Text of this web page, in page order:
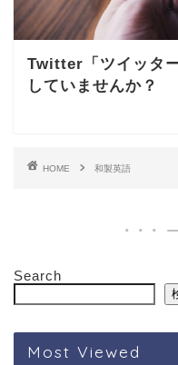
Twitter「ツイッタ
していませんか？
HOME 和製英語
Search
Most Viewed